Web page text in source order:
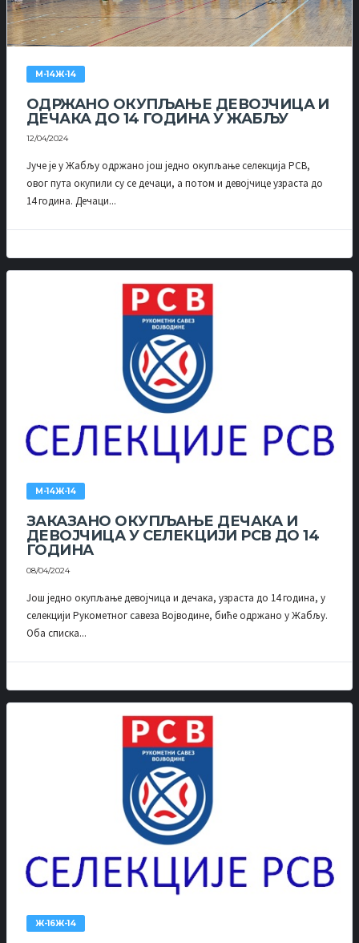
М-14Ж-14
ОДРЖАНО ОКУПЉАЊЕ ДЕВОЈЧИЦА И
ДЕЧАКА ДО 14 ГОДИНА У ЖАБЉУ
12/04/2024
Јуче је у Жабљу одржано још једно окупљање селекција РСВ,
овог пута окупили су се дечаци, а потом и девојчице узраста до
14 година. Дечаци...
М-14Ж-14
ЗАКАЗАНО ОКУПЉАЊЕ ДЕЧАКА И
ДЕВОЈЧИЦА У СЕЛЕКЦИЈИ РСВ ДО 14
ГОДИНА
08/04/2024
Још једно окупљање девојчица и дечака, узраста до 14 година, у
селекцији Рукометног савеза Војводине, биће одржано у Жабљу.
Оба списка...
Ж-16Ж-14